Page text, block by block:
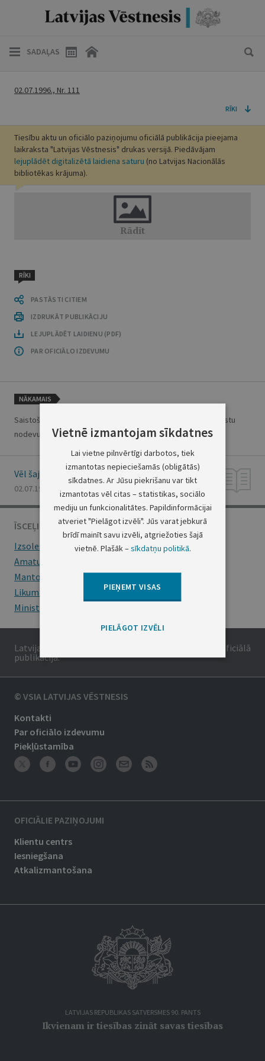
SADAĻAS
02.07.1996., Nr. 111
RĪKI
Tiesību aktu un oficiālo paziņojumu oficiālā publikācija pieejama
laikraksta "Latvijas Vēstnesis" drukas versijā. Piedāvājam
lejuplādēt digitalizētā laidiena saturu (no Latvijas Nacionālās
bibliotēkas krājuma).
RĪKI
PASTĀSTI CITIEM
IZDRUKĀT PUBLIKĀCIJU
LEJUPLĀDĒT LAIDIENU (PDF)
PAR OFICIĀLO IZDEVUMU
NĀKAMAIS
Saistošie noteikumi par Jūrmalas pilsētas atpūtnieku un tūristu
nodevu
Vēl šajā numurā
02.07.1996., Nr. 111
ĪSCEĻI
Izsoles
Amatu konkursi
Mantojumu ziņas
Likumi
Ministru kabineta noteikumi
Latvijas Republikas oficiālais izdevums. Tā saturs ir oficiālā
publikācija.
© VSIA LATVIJAS VĒSTNESIS
Kontakti
Par oficiālo izdevumu
Piekļūstamība
OFICIĀLIE PAZIŅOJUMI
Klientu centrs
Iesniegšana
Atkalizmantošana
LATVIJAS REPUBLIKAS SATVERSMES 90. PANTS
Ikvienam ir tiesības zināt savas tiesības
Vietnē izmantojam sīkdatnes
Lai vietne pilnvērtīgi darbotos, tiek
izmantotas nepieciešamās (obligātās)
sīkdatnes. Ar Jūsu piekrišanu var tikt
izmantotas vēl citas – statistikas, sociālo
mediju un funkcionalitātes. Papildinformācijai
atveriet "Pielāgot izvēli". Jūs varat jebkurā
brīdī mainīt savu izvēli, atgriežoties šajā
vietnē. Plašāk –sīkdatņu politikā.
PIEŅEMT VISAS
PIELĀGOT IZVĒLI